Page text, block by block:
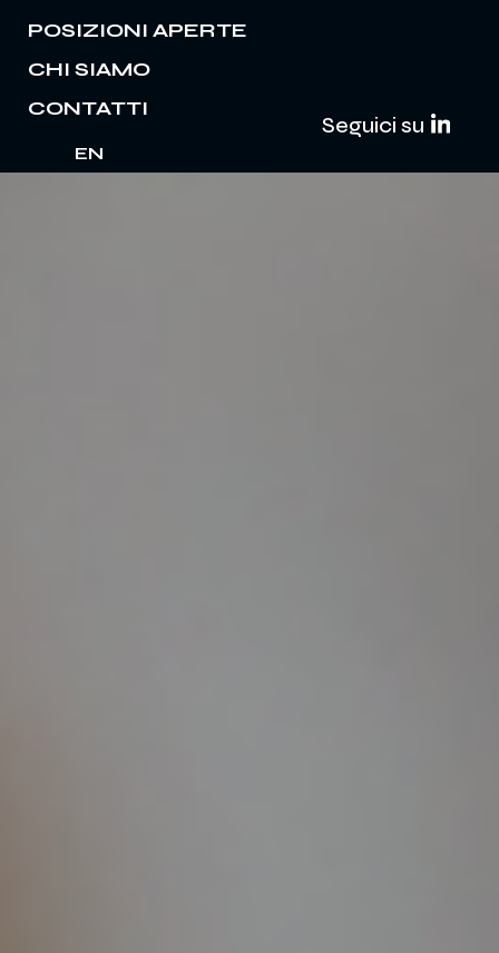
POSIZIONI APERTE
CHI SIAMO
CONTATTI
EN
Seguici su